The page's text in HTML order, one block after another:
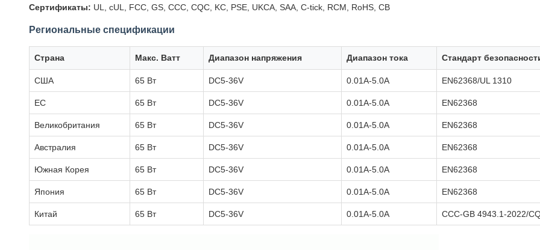
Сертификаты: UL, cUL, FCC, GS, CCC, CQC, KC, PSE, UKCA, SAA, C-tick, RCM, RoHS, CB
Региональные спецификации
Страна Макс. Ватт Диапазон напряжения Диапазон тока Стандарт
США 65 Вт DC5-36V 0.01A-5.0A EN62368/UL 1310
ЕС 65 Вт DC5-36V 0.01A-5.0A EN62368
Великобритания 65 Вт DC5-36V 0.01A-5.0A EN62368
Австралия 65 Вт DC5-36V 0.01A-5.0A EN62368
Южная Корея 65 Вт DC5-36V 0.01A-5.0A EN62368
Япония 65 Вт DC5-36V 0.01A-5.0A EN62368
Китай 65 Вт DC5-36V 0.01A-5.0A CCC-GB 4943.1-2022/